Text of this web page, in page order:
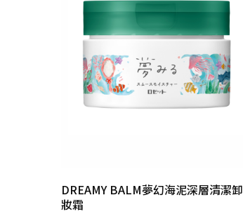
DREAMY BALM夢幻海泥深層清潔卸
妝霜